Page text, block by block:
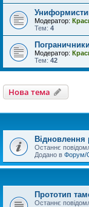
Модератор:
Тем: 4
Модератор:
Тем: 42
Нова тема
Відновлення
Останнє
Додано в Форум/
Прототип
Останнє